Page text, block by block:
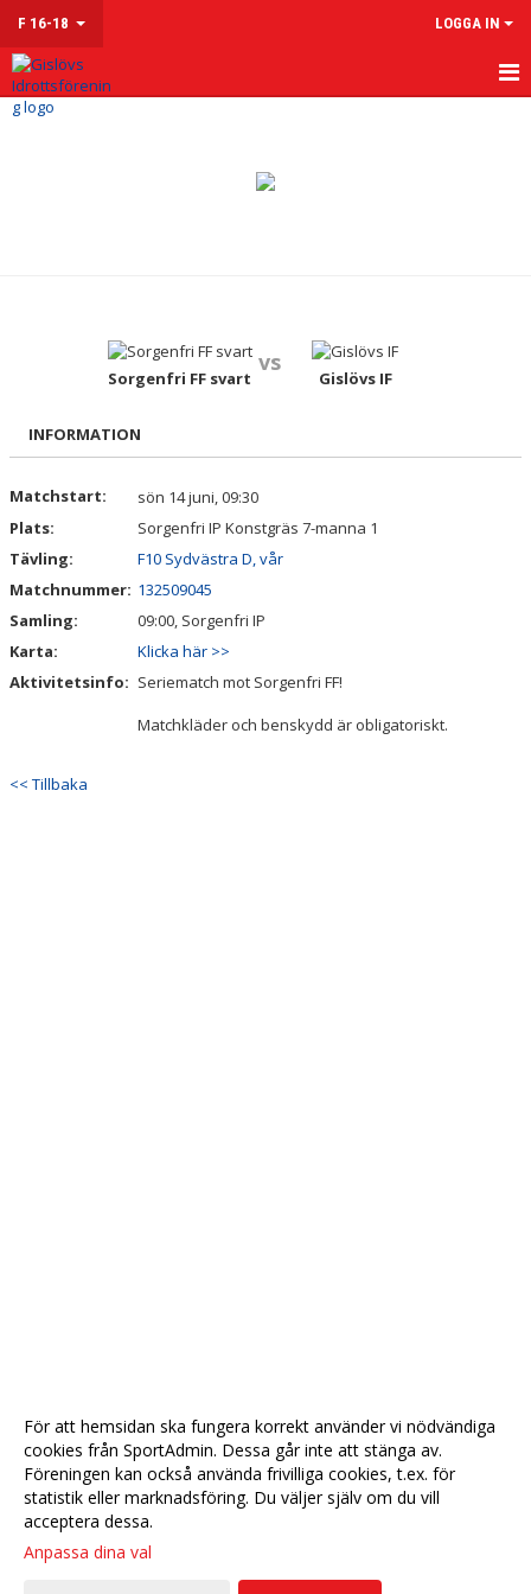
F 16-18 LOGGA IN
HEM
Sorgenfri FF svart
vs
Gislövs IF
INFORMATION
Matchstart:
sön 14 juni, 09:30
Plats:
Sorgenfri IP Konstgräs 7-manna 1
Tävling:
F10 Sydvästra D, vår
Matchnummer: 132509045
Samling:
09:00, Sorgenfri IP
Karta:
Klicka här >>
Aktivitetsinfo: Seriematch mot Sorgenfri FF!
Matchkläder och benskydd är obligatoriskt.
<< Tillbaka
För att hemsidan ska fungera korrekt använder vi nödvändiga
cookies från SportAdmin. Dessa går inte att stänga av.
Föreningen kan också använda frivilliga cookies, t.ex. för
statistik eller marknadsföring. Du väljer själv om du vill
acceptera dessa.
Anpassa dina val